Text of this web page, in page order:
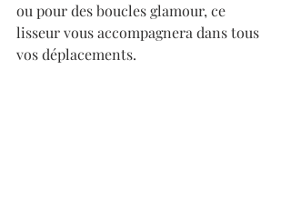
ou pour des boucles glamour, ce
lisseur vous accompagnera dans tous
vos déplacements.